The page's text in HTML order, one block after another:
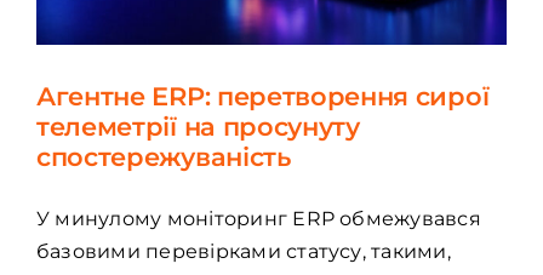
Агентне ERP: перетворення сирої
телеметрії на просунуту
спостережуваність
У минулому моніторинг ERP обмежувався
базовими перевірками статусу, такими,